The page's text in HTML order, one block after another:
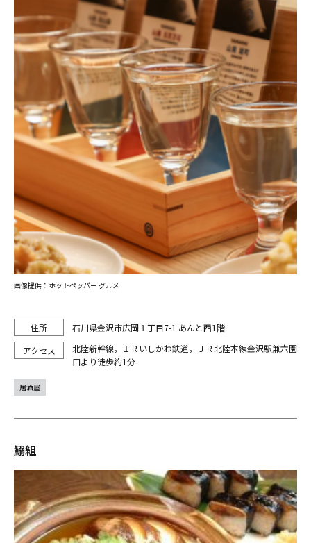
石川県金沢市広岡１丁目7-1 あんと西1階
北陸新幹線，ＩＲいしかわ鉄道，ＪＲ北陸本線金沢駅兼六園
口より徒歩約1分
画像提供：ホットペッパー グルメ
居酒屋
鰯組